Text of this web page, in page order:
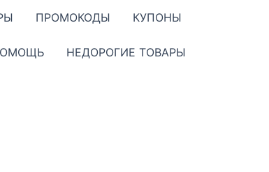
ПРОМОКОДЫ КУПОНЫ
НЕДОРОГИЕ ТОВАРЫ